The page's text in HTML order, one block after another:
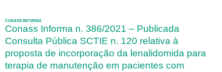
CONASS INFORMA
Conass Informa n. 386/2021 – Publicada
Consulta Pública SCTIE n. 120 relativa à
proposta de incorporação da lenalidomida para
terapia de manutenção em pacientes com